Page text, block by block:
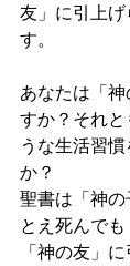
友」に引上
す。
あなたは「
すか？それ
うな生活習
か？
聖書は「神
とえ死んでも
「神の友」